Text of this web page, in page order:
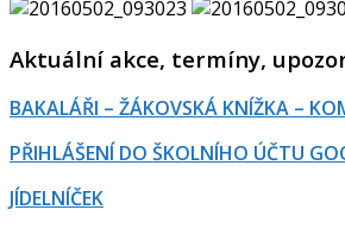
Aktuální akce, termíny,
BAKALÁŘI – ŽÁKOVSKÁ KNÍŽKA –
PŘIHLÁŠENÍ DO ŠKOLNÍHO ÚČTU
JÍDELNÍČEK